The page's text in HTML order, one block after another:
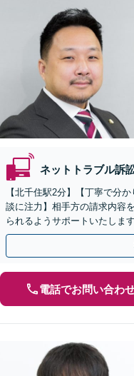
ネットトラブル訴
【北千住駅2分】【丁寧で分
談に注力】相手方の請求内容
られるようサポートいたしま
話を伺いますので、ぜひご相
電話でお問い合わ